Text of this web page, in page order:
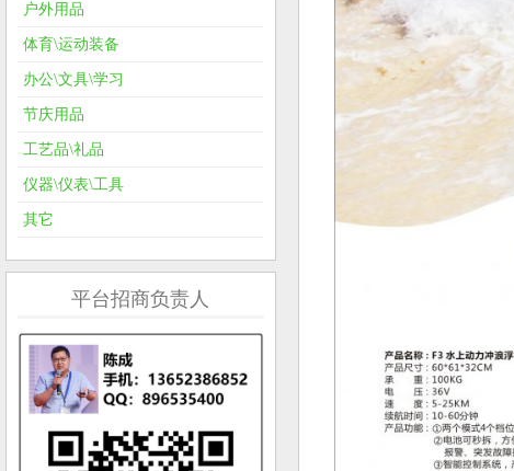
户外用品
体育\运动装备
办公\文具\学习
节庆用品
工艺品\礼品
仪器\仪表\工具
其它
平台招商负责人